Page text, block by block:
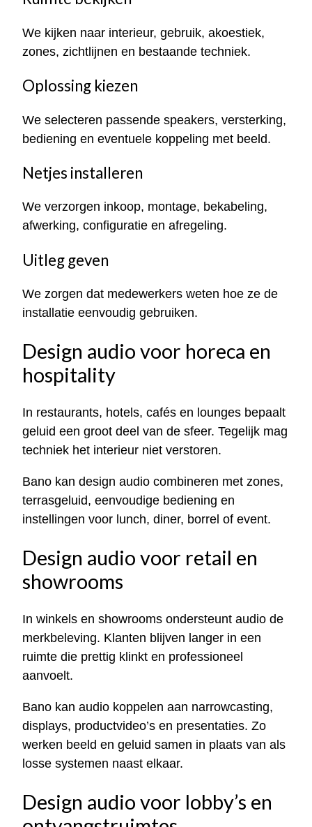
We kijken naar interieur, gebruik, akoestiek,
zones, zichtlijnen en bestaande techniek.
Oplossing kiezen
We selecteren passende speakers, versterking,
bediening en eventuele koppeling met beeld.
Netjes installeren
We verzorgen inkoop, montage, bekabeling,
afwerking, configuratie en afregeling.
Uitleg geven
We zorgen dat medewerkers weten hoe ze de
installatie eenvoudig gebruiken.
Design audio voor horeca en
hospitality
In restaurants, hotels, cafés en lounges bepaalt
geluid een groot deel van de sfeer. Tegelijk mag
techniek het interieur niet verstoren.
Bano kan design audio combineren met zones,
terrasgeluid, eenvoudige bediening en
instellingen voor lunch, diner, borrel of event.
Design audio voor retail en
showrooms
In winkels en showrooms ondersteunt audio de
merkbeleving. Klanten blijven langer in een
ruimte die prettig klinkt en professioneel
aanvoelt.
Bano kan audio koppelen aan narrowcasting,
displays, productvideo’s en presentaties. Zo
werken beeld en geluid samen in plaats van als
losse systemen naast elkaar.
Design audio voor lobby’s en